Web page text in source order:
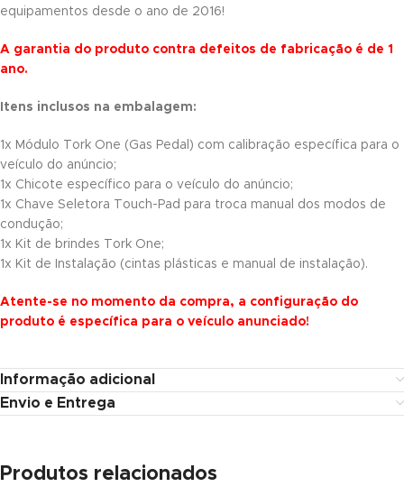
equipamentos desde o ano de 2016!
A garantia do produto contra defeitos de fabricação é de 1
ano.
Itens inclusos na embalagem:
1x Módulo Tork One (Gas Pedal) com calibração específica para o
veículo do anúncio;
1x Chicote específico para o veículo do anúncio;
1x Chave Seletora Touch-Pad para troca manual dos modos de
condução;
1x Kit de brindes Tork One;
1x Kit de Instalação (cintas plásticas e manual de instalação).
Atente-se no momento da compra, a configuração do
produto é específica para o veículo anunciado!
Informação adicional
Envio e Entrega
Produtos relacionados